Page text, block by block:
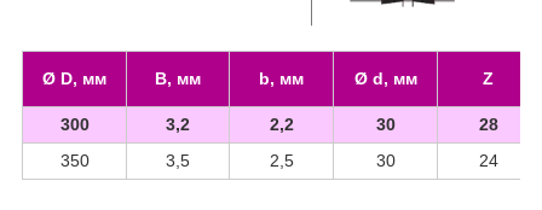
Ø D, мм B, мм b, мм Ø d, мм Z
300 3,2 2,2 30
28
350
3,5 2,5 30 24